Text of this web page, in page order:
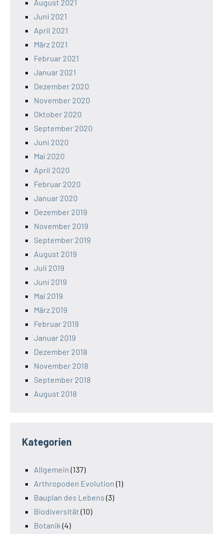
August 2021
Juni 2021
April 2021
März 2021
Februar 2021
Januar 2021
Dezember 2020
November 2020
Oktober 2020
September 2020
Juni 2020
Mai 2020
April 2020
Februar 2020
Januar 2020
Dezember 2019
November 2019
September 2019
August 2019
Juli 2019
Juni 2019
Mai 2019
März 2019
Februar 2019
Januar 2019
Dezember 2018
November 2018
September 2018
August 2018
Kategorien
Allgemein (137)
Arthropoden Evolution (1)
Bauplan des Lebens (3)
Biodiversität (10)
Botanik (4)